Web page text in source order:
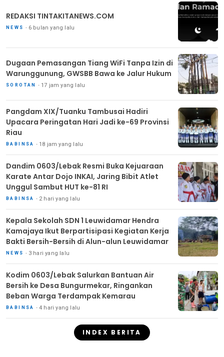
REDAKSI TINTAKITANEWS.COM
NEWS 6 bulan yang lalu
Dugaan Pemasangan Tiang WiFi Tanpa Izin di
Warunggunung, GWSBB Bawa ke Jalur Hukum
SOROTAN 17 jam yang lalu
Pangdam XIX/Tuanku Tambusai Hadiri
Upacara Peringatan Hari Jadi ke-69 Provinsi
Riau
BABINSA 18 jam yang lalu
Dandim 0603/Lebak Resmi Buka Kejuaraan
Karate Antar Dojo INKAI, Jaring Bibit Atlet
Unggul Sambut HUT ke-81 RI
BABINSA 2 hari yang lalu
Kepala Sekolah SDN 1 Leuwidamar Hendra
Kamajaya Ikut Berpartisipasi Kegiatan Kerja
Bakti Bersih-Bersih di Alun-alun Leuwidamar
NEWS 3 hari yang lalu
Kodim 0603/Lebak Salurkan Bantuan Air
Bersih ke Desa Bungurmekar, Ringankan
Beban Warga Terdampak Kemarau
BABINSA 4 hari yang lalu
INDEX BERITA